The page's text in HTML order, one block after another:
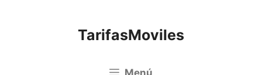
TarifasMoviles
Menú